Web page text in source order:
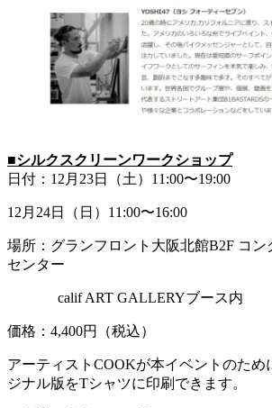
■シルクスクリーンワークショップ
日付：12月23日（土）11:00〜19:00
12月24日（日）11:00〜16:00
場所：グランフロント大阪北館B2F コン
センター
calif ART GALLERYブース内
価格：4,400円（税込）
アーティストCOOKが本イベントのため
ジナル版をTシャツに印刷できます。